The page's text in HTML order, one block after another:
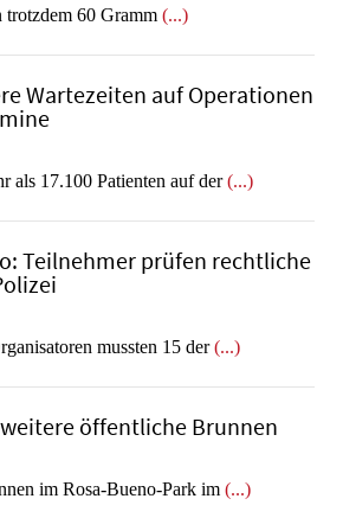
trotzdem 60 Gramm (...)
Wartezeiten auf Operationen
als 17.100 Patienten auf der(...)
Teilnehmer prüfen rechtliche
mussten 15 der(...)
öffentliche Brunnen
im Rosa-Bueno-Park im (...)